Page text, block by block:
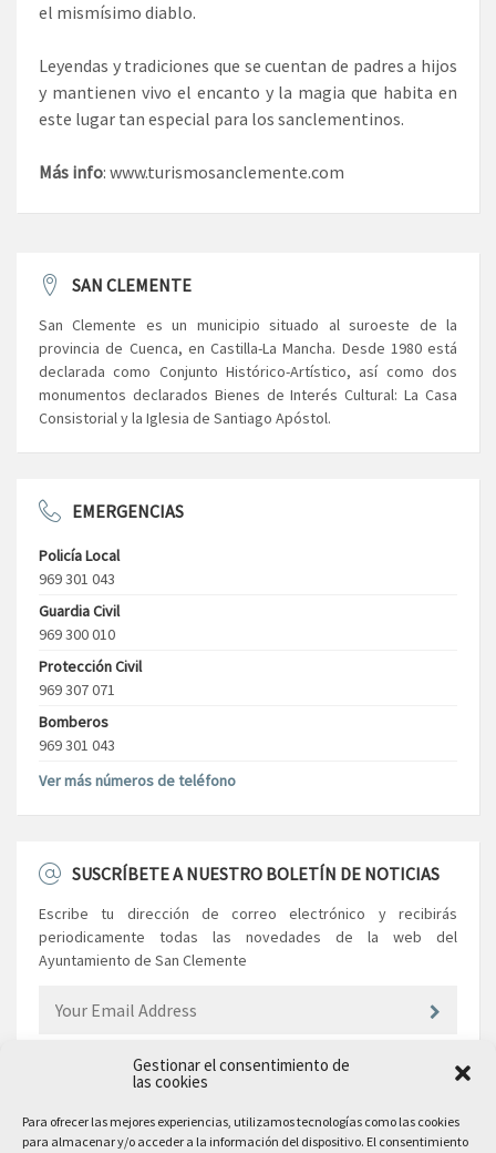
Gestionar el consentimiento de
las cookies
Para ofrecer las mejores experiencias, utilizamos tecnologías como las cookies
para almacenar y/o acceder a la información del dispositivo. El consentimiento
el mismísimo diablo.
Leyendas y tradiciones que se cuentan de padres a hijos
y mantienen vivo el encanto y la magia que habita en
este lugar tan especial para los sanclementinos.
Más info: www.turismosanclemente.com
SAN CLEMENTE
San Clemente es un municipio situado al suroeste de la
provincia de Cuenca, en Castilla-La Mancha. Desde 1980 está
declarada como Conjunto Histórico-Artístico, así como dos
monumentos declarados Bienes de Interés Cultural: La Casa
Consistorial y la Iglesia de Santiago Apóstol.
EMERGENCIAS
Policía Local
969 301 043
Guardia Civil
969 300 010
Protección Civil
969 307 071
Bomberos
969 301 043
Ver más números de teléfono
SUSCRÍBETE A NUESTRO BOLETÍN DE NOTICIAS
Escribe tu dirección de correo electrónico y recibirás
periodicamente todas las novedades de la web del
Ayuntamiento de San Clemente
EL AYUNTAMIENTO